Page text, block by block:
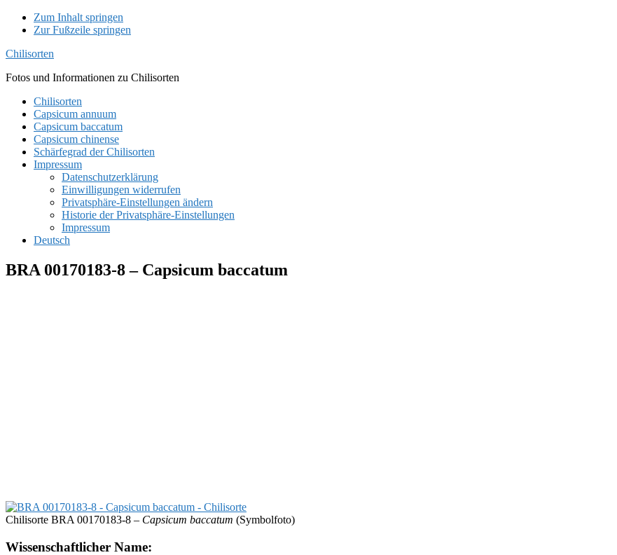
Zum Inhalt springen
Zur Fußzeile springen
Chilisorten
Fotos und Informationen zu Chilisorten
Chilisorten
Capsicum annuum
Capsicum baccatum
Capsicum chinense
Schärfegrad der Chilisorten
Impressum
Datenschutzerklärung
Einwilligungen widerrufen
Privatsphäre-Einstellungen ändern
Historie der Privatsphäre-Einstellungen
Impressum
Deutsch
BRA 00170183-8 – Capsicum baccatum
Chilisorte BRA 00170183-8 – Capsicum baccatum (Symbolfoto)
Wissenschaftlicher Name: